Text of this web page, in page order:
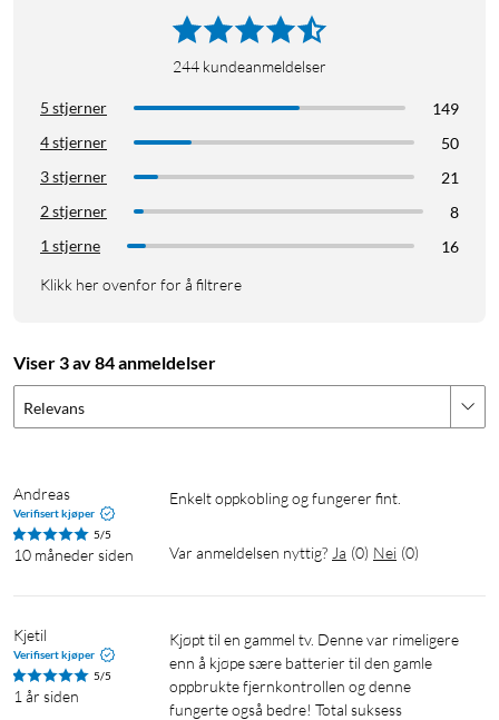
244 kundeanmeldelser
5 stjerner
149
4 stjerner
50
3 stjerner
21
2 stjerner
8
1 stjerne
16
Klikk her ovenfor for å filtrere
Viser 3 av 84 anmeldelser
Relevans
Andreas
Verifisert kjøper
5/5
10 måneder siden
Enkelt oppkobling og fungerer fint.
Var anmeldelsen nyttig? Ja (0) Nei (0)
Kjetil
Verifisert kjøper
5/5
1 år siden
Kjøpt til en gammel tv. Denne var rimeligere
enn å kjøpe sære batterier til den gamle
oppbrukte fjernkontrollen og denne
fungerte også bedre! Total suksess